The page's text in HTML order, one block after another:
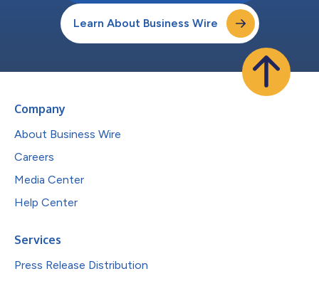
Learn About Business Wire
Company
About Business Wire
Careers
Media Center
Help Center
Services
Press Release Distribution